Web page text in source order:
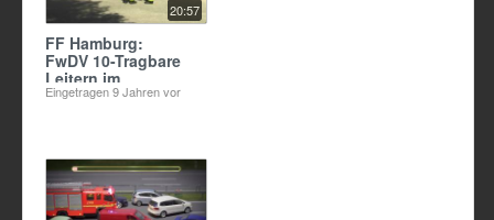
20:57
FF Hamburg:
FwDV 10-Tragbare
Leitern im
Feuerwehrdienst
Eingetragen9 Jahren vor